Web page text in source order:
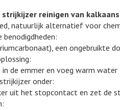
strijkijzer reinigen van
natuurlijk alternatief voor
benodigdheden:
een ongebruikte
in de emmer en voeg warm
onder:
uit het stopcontact en zet de